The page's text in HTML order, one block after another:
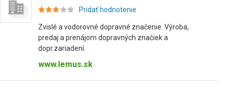
Pridať hodnotenie
Zvislé a vodorovné dopravné značenie. Výroba,
predaj a prenájom dopravných značiek a
dopr.zariadení.
www.lemus.sk